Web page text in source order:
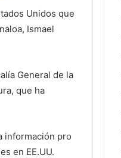
Unidos que
Ismael
General de la
que ha
información pro
en EE.UU.